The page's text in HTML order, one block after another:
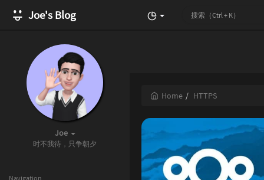
Joe's Blog
Joe
时不我待，只争朝夕
Navigation
Home HTTPS